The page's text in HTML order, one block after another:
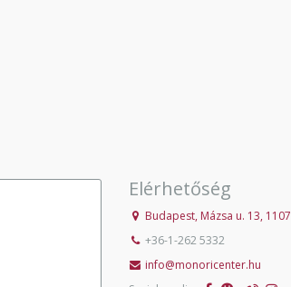
Elérhetőség
Budapest, Mázsa u. 13, 1107
+36-1-262 5332
info@monoricenter.hu